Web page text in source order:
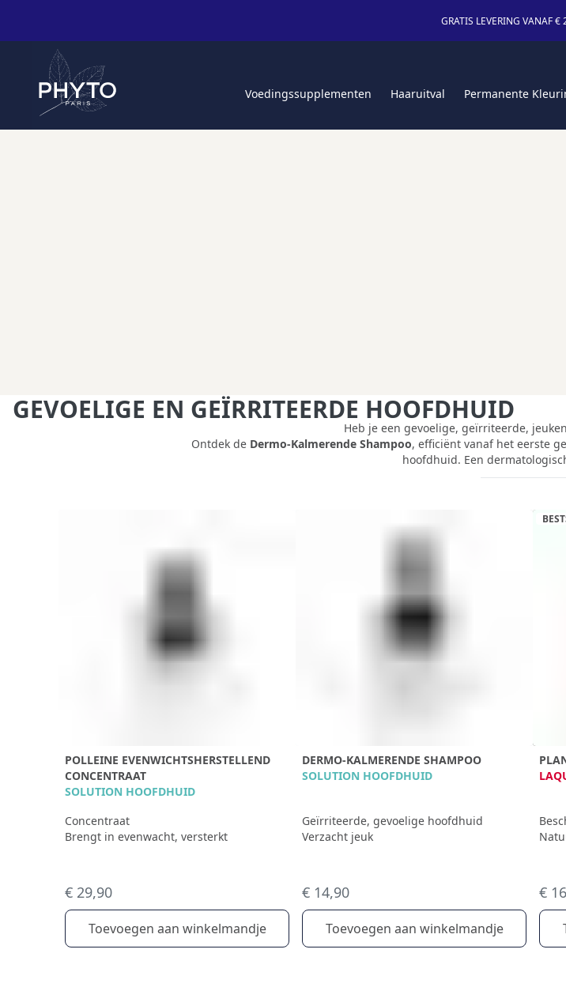
GRATIS LEVERING VANAF €
Voedingssupplementen Haaruitval Permanente
GEVOELIGE EN GEÏRRITEERDE HOOFDHUID
Heb je een gevoelige, geïrriteerde,
Ontdek de Dermo-Kalmerende Shampoo, efficiënt vanaf het eerste
hoofdhuid. Een
POLLEINE EVENWICHTSHERSTELLEND
CONCENTRAAT
SOLUTION HOOFDHUID
Concentraat
Brengt in evenwacht, versterkt
€ 29,90
Toevoegen aan winkelmandje
DERMO-KALMERENDE SHAMPOO
SOLUTION HOOFDHUID
Geïrriteerde, gevoelige hoofdhuid
Verzacht jeuk
€ 14,90
Toevoegen aan winkelmandje
€